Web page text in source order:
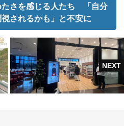
たさを感じる人たち 「自分
されるかも」と不安に